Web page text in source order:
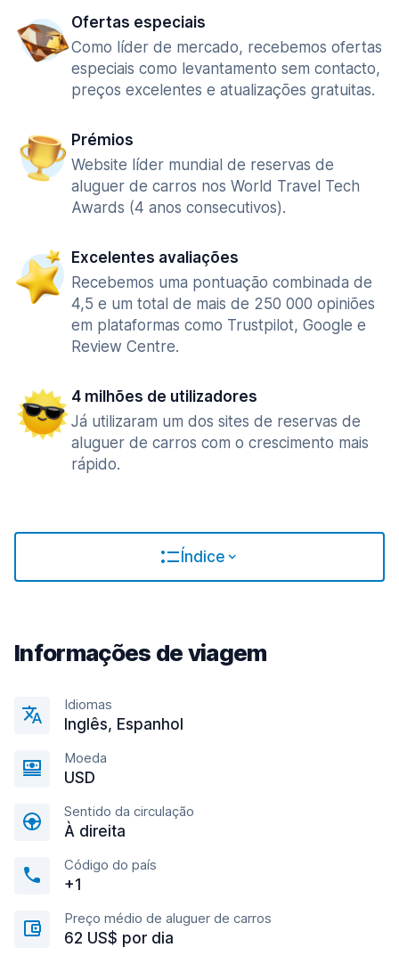
Ofertas especiais
Como líder de mercado, recebemos ofertas
especiais como levantamento sem contacto,
preços excelentes e atualizações gratuitas.
Prémios
Website líder mundial de reservas de
aluguer de carros nos World Travel Tech
Awards (4 anos consecutivos).
Excelentes avaliações
Recebemos uma pontuação combinada de
4,5 e um total de mais de 250 000 opiniões
em plataformas como Trustpilot, Google e
Review Centre.
4 milhões de utilizadores
Já utilizaram um dos sites de reservas de
aluguer de carros com o crescimento mais
rápido.
Índice
Informações de viagem
Idiomas
Inglês, Espanhol
Moeda
USD
Sentido da circulação
À direita
Código do país
+1
Preço médio de aluguer de carros
62 US$ por dia